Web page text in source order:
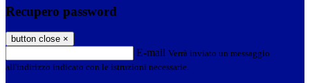
Recupero password
button close ×
E-mail Verrà inviato un messaggio
all'indirizzo indicato con le istruzioni necessarie.